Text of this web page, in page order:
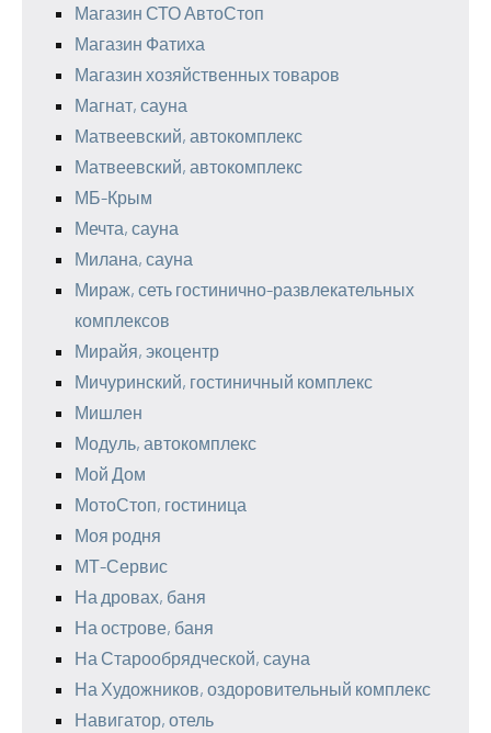
Магазин СТО АвтоСтоп
Магазин Фатиха
Магазин хозяйственных товаров
Магнат, сауна
Матвеевский, автокомплекс
Матвеевский, автокомплекс
МБ-Крым
Мечта, сауна
Милана, сауна
Мираж, сеть гостинично-развлекательных
комплексов
Мирайя, экоцентр
Мичуринский, гостиничный комплекс
Мишлен
Модуль, автокомплекс
Мой Дом
МотоСтоп, гостиница
Моя родня
МТ-Сервис
На дровах, баня
На острове, баня
На Старообрядческой, сауна
На Художников, оздоровительный комплекс
Навигатор, отель